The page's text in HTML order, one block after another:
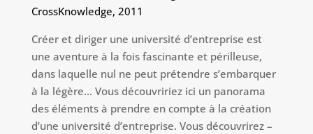
CrossKnowledge, 2011
Créer et diriger une université d’entreprise est
une aventure à la fois fascinante et périlleuse,
dans laquelle nul ne peut prétendre s’embarquer
à la légère… Vous découvririez ici un panorama
des éléments à prendre en compte à la création
d’une université d’entreprise. Vous découvrirez –